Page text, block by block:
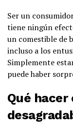
Ser un
tiene ningún
un comestible de
incluso a los
Simplemente
puede haber
Qué hacer